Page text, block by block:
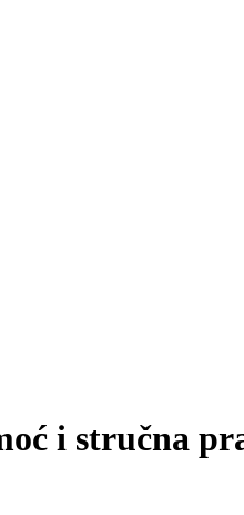
i stručna